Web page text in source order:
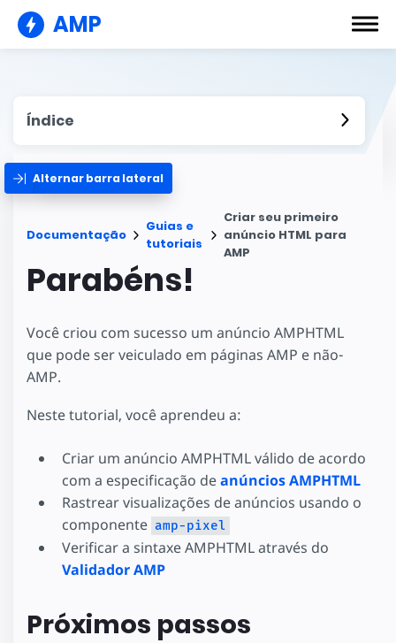
AMP
Índice
Alternar barra lateral
Documentação
Guias e
tutoriais
Criar seu primeiro
anúncio HTML para
AMP
Parabéns!
Você criou com sucesso um anúncio AMPHTML
que pode ser veiculado em páginas AMP e não-
AMP.
Neste tutorial, você aprendeu a:
Criar um anúncio AMPHTML válido de acordo
com a especificação deanúncios AMPHTML
Rastrear visualizações de anúncios usando o
componente amp-pixel
Verificar a sintaxe AMPHTML através do
Validador AMP
Próximos passos